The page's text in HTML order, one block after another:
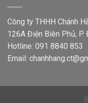
Công ty THHH Chánh
126A Điện Biên Phủ, P.
Hotline: 091 8840 853
Email: